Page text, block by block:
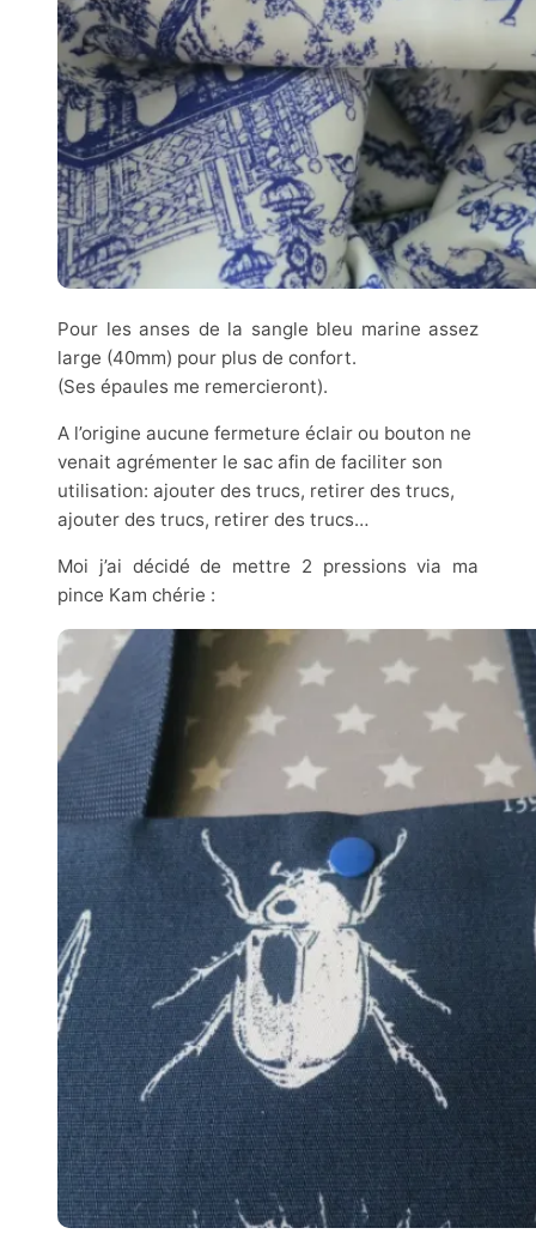
Pour les anses de la sangle bleu marine assez
large (40mm) pour plus de confort.
(Ses épaules me remercieront).
A l’origine aucune fermeture éclair ou bouton ne
venait agrémenter le sac afin de faciliter son
utilisation: ajouter des trucs, retirer des trucs,
ajouter des trucs, retirer des trucs…
Moi j’ai décidé de mettre 2 pressions via ma
pince Kam chérie :